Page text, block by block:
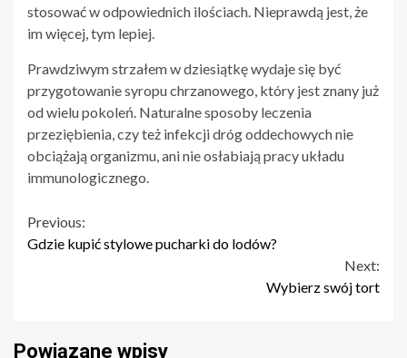
stosować w odpowiednich ilościach. Nieprawdą jest, że
im więcej, tym lepiej.
Prawdziwym strzałem w dziesiątkę wydaje się być
przygotowanie syropu chrzanowego, który jest znany już
od wielu pokoleń. Naturalne sposoby leczenia
przeziębienia, czy też infekcji dróg oddechowych nie
obciążają organizmu, ani nie osłabiają pracy układu
immunologicznego.
Continue
Previous:
Gdzie kupić stylowe pucharki do lodów?
Next:
Wybierz swój tort
Powiązane wpisy